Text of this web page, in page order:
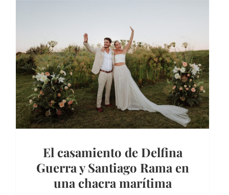
El casamiento de Delfina
Guerra y Santiago Rama en
una chacra marítima